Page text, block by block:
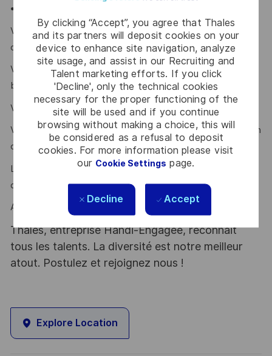
By clicking “Accept”, you agree that Thales
and its partners will deposit cookies on your
device to enhance site navigation, analyze
site usage, and assist in our Recruiting and
Talent marketing efforts. If you click
'Decline', only the technical cookies
necessary for the proper functioning of the
site will be used and if you continue
browsing without making a choice, this will
be considered as a refusal to deposit
cookies. For more information please visit
our Cookie Settings page.
Decline Accept
• le développement d’outils d’analyse.
Vous avez développé une aisance dans la compréhension
des flux applicatifs.
Vous avez piloté ou contribué à un projet métier (en mode
build ou run) impliquant l'accompagnement au changement.
Vous êtes reconnu(e) pour votre excellente rigueur.
Vous avez des compétences en pédagogie et vous êtes en
capacité de former et d'accompagner les équipes.
La rigueur, la proactivité, l’esprit d’équipe et l’écoute sont
des atouts que l'on vous reconnait ?
Alors ce poste est fait pour vous !
Thales, entreprise Handi-Engagée, reconnait
tous les talents. La diversité est notre meilleur
atout. Postulez et rejoignez nous !
Explore Location